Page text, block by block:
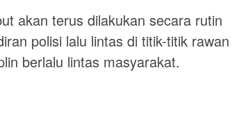
akan terus dilakukan secara rutin
polisi lalu lintas di titik-titik rawan
berlalu lintas masyarakat.